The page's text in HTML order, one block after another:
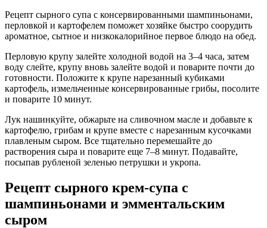
Рецепт сырного супа с консервированными шампиньонами,
перловкой и картофелем поможет хозяйке быстро соорудить
ароматное, сытное и низкокалорийное первое блюдо на обед.
Перловую крупу залейте холодной водой на 3–4 часа, затем
воду слейте, крупу вновь залейте водой и поварите почти до
готовности. Положите к крупе нарезанный кубиками
картофель, измельченные консервированные грибы, посолите
и поварите 10 минут.
Лук нашинкуйте, обжарьте на сливочном масле и добавьте к
картофелю, грибам и крупе вместе с нарезанным кусочками
плавленым сыром. Все тщательно перемешайте до
растворения сыра и поварите еще 7–8 минут. Подавайте,
посыпав рубленой зеленью петрушки и укропа.
Рецепт сырного крем-супа с
шампиньонами и эмментальским
сыром